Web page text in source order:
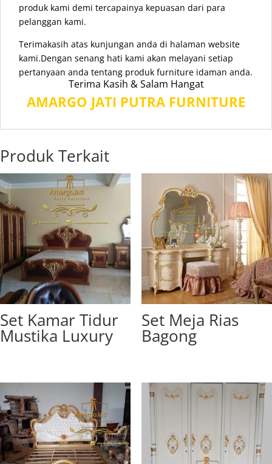
produk kami demi tercapainya kepuasan dari para
pelanggan kami.
Terimakasih atas kunjungan anda di halaman website
kami.Dengan senang hati kami akan melayani setiap
pertanyaan anda tentang produk furniture idaman anda.
Terima Kasih & Salam Hangat
AMARGO JATI PUTRA FURNITURE
Produk Terkait
Set Kamar Tidur
Mustika Luxury
Set Meja Rias
Bagong